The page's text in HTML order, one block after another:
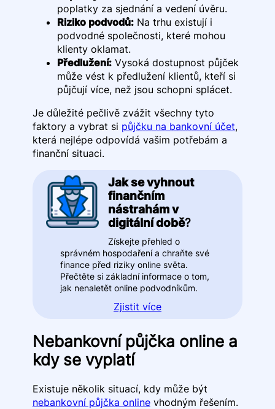
poplatky za sjednání a vedení úvěru.
Riziko podvodů:Na trhu existují i
podvodné společnosti, které mohou
klienty oklamat.
Předlužení:Vysoká dostupnost půjček
může vést k předlužení klientů, kteří si
půjčují více, než jsou schopni splácet.
Je důležité pečlivě zvážit všechny tyto
faktory a vybrat si půjčku na bankovní účet,
která nejlépe odpovídá vašim potřebám a
finanční situaci.
Jak se vyhnout
finančním
nástrahám v
digitální době?
Získejte přehled o
správném hospodaření a chraňte své
finance před riziky online světa.
Přečtěte si základní informace o tom,
jak nenaletět online podvodníkům.
Zjistit více
Nebankovní půjčka online a
kdy se vyplatí
Existuje několik situací, kdy může být
nebankovní půjčka onlinevhodným řešením.